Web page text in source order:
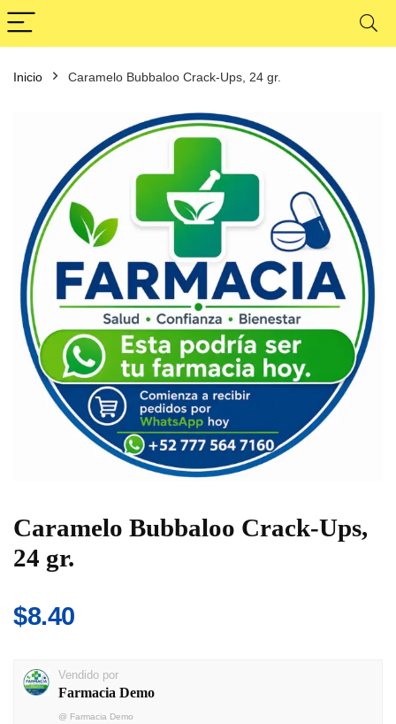
Inicio Caramelo Bubbaloo Crack-Ups, 24 gr.
Caramelo Bubbaloo Crack-Ups,
24 gr.
$8.40
Vendido por
Farmacia Demo
@ Farmacia Demo